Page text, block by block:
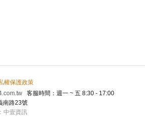
權保護政策
客服時間：週一 ~ 五 8:30 - 17:00
南路23號
中壹資訊